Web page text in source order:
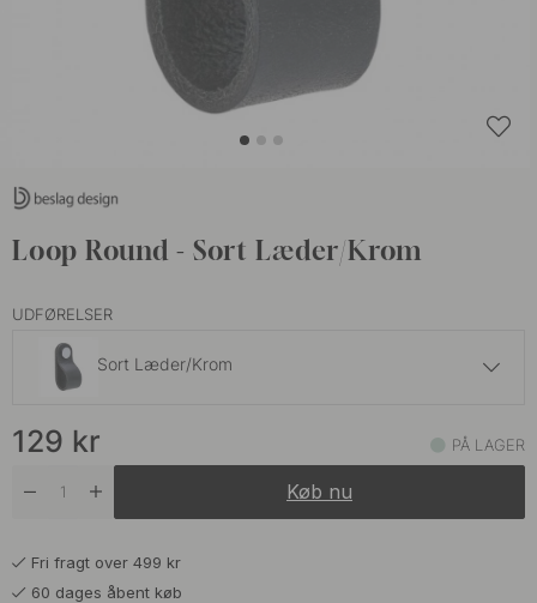
Loop Round - Sort Læder/Krom
UDFØRELSER
Sort Læder/Krom
Brun Læder/Messing På lager
129 kr PÅ LAGER
Køb nu
Fri fragt over 499 kr
60 dages åbent køb